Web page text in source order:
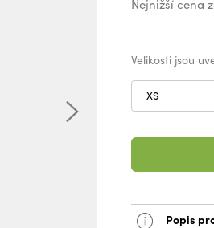
Nejnižší cena
Velikosti jsou
XS
Popis